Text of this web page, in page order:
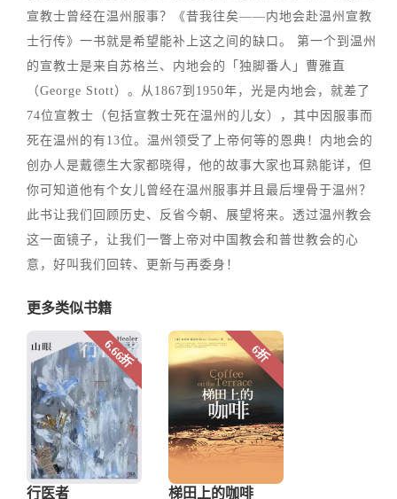
宣教士曾经在温州服事？《昔我往矣——内地会赴温州宣教
士行传》一书就是希望能补上这之间的缺口。 第一个到温州
的宣教士是来自苏格兰、内地会的「独脚番人」曹雅直
（George Stott）。从1867到1950年，光是内地会，就差了
74位宣教士（包括宣教士死在温州的儿女），其中因服事而
死在温州的有13位。温州领受了上帝何等的恩典！内地会的
创办人是戴德生大家都晓得，他的故事大家也耳熟能详，但
你可知道他有个女儿曾经在温州服事并且最后埋骨于温州？
此书让我们回顾历史、反省今朝、展望将来。透过温州教会
这一面镜子，让我们一瞥上帝对中国教会和普世教会的心
意，好叫我们回转、更新与再委身！
更多类似书籍